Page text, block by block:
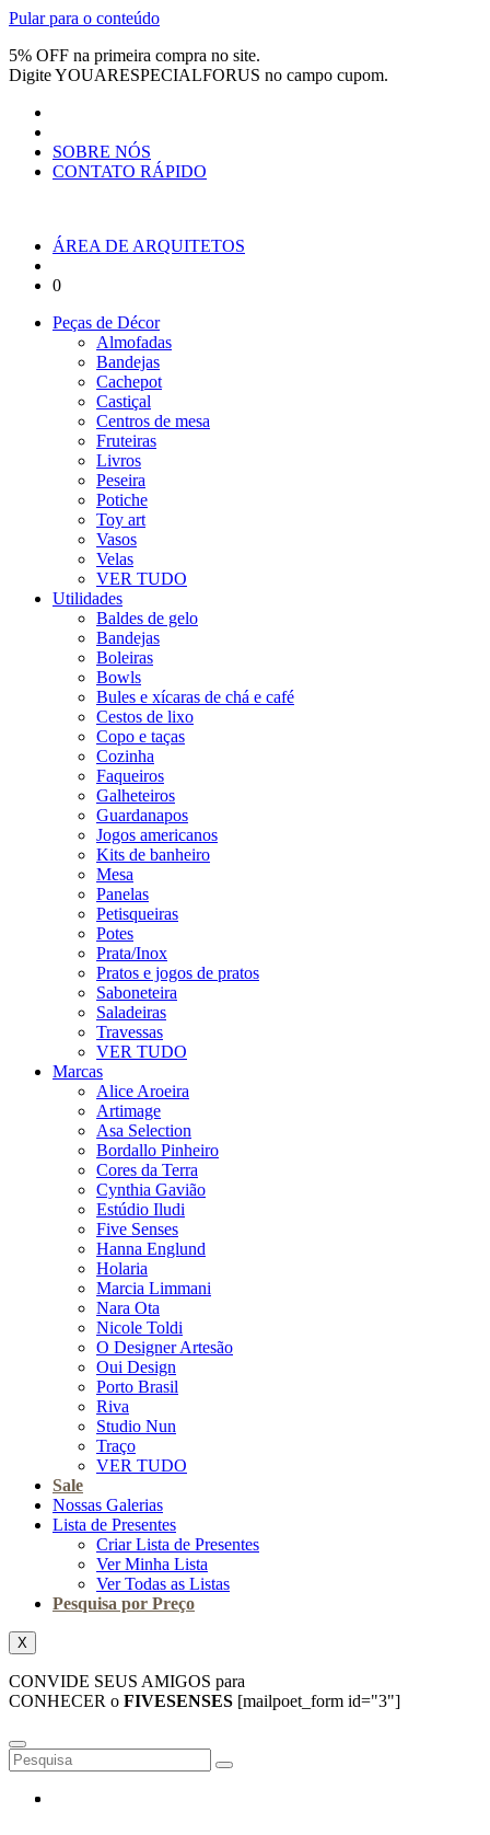
Pular para o conteúdo
5% OFF na primeira compra no site.
DigiteYOUARESPECIALFORUS no campo cupom.
SOBRE NÓS
CONTATO RÁPIDO
ÁREA DE ARQUITETOS
0
Peças de Décor
Almofadas
Bandejas
Cachepot
Castiçal
Centros de mesa
Fruteiras
Livros
Peseira
Potiche
Toy art
Vasos
Velas
VER TUDO
Utilidades
Baldes de gelo
Bandejas
Boleiras
Bowls
Bules e xícaras de chá e café
Cestos de lixo
Copo e taças
Cozinha
Faqueiros
Galheteiros
Guardanapos
Jogos americanos
Kits de banheiro
Mesa
Panelas
Petisqueiras
Potes
Prata/Inox
Pratos e jogos de pratos
Saboneteira
Saladeiras
Travessas
VER TUDO
Marcas
Alice Aroeira
Artimage
Asa Selection
Bordallo Pinheiro
Cores da Terra
Cynthia Gavião
Estúdio Iludi
Five Senses
Hanna Englund
Holaria
Marcia Limmani
Nara Ota
Nicole Toldi
O Designer Artesão
Oui Design
Porto Brasil
Riva
Studio Nun
Traço
VER TUDO
Sale
Nossas Galerias
Lista de Presentes
Criar Lista de Presentes
Ver Minha Lista
Ver Todas as Listas
Pesquisa por Preço
X
CONVIDE SEUS AMIGOS para
CONHECER o FIVESENSES [mailpoet_form id="3"]